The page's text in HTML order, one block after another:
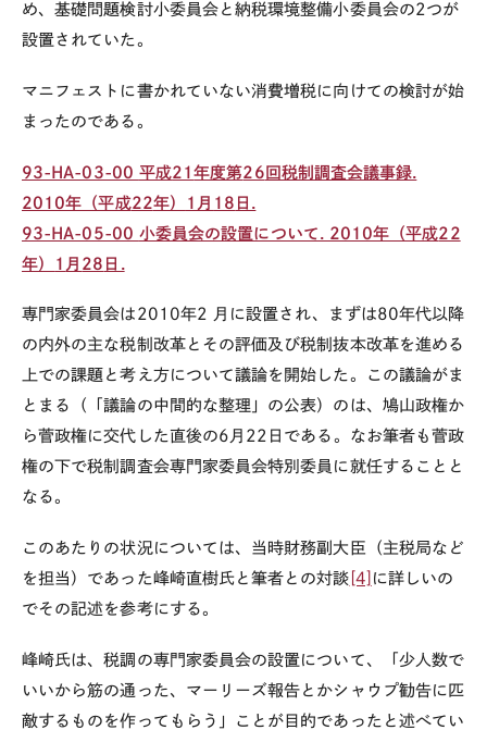
め、基礎問題検討小委員会と納税環境整備小委員会の2 つが
設置されていた。
マニフェストに書かれていない消費増税に向けての検討が始
まったのである。
93-HA-03-00 平成21年度第26回税制調査会議事録.
2010年（平成22年） 1 月 18 日.
93-HA-05-00 小委員会の設置について. 2010年（平成22
年）
1 月 28 日.
専門家委員会は 2010年2 月に設置され、まずは80年代以降
の内外の主な税制改革とその評価及び税制抜本改革を進める
上での課題と考え方について議論を開始した。この議論がま
とまる（「議論の中間的な整理」の公表）のは、鳩山政権か
ら菅政権に交代した直後の6 月 22 日である。なお筆者も菅政
権の下で税制調査会専門家委員会特別委員に就任することと
なる。
このあたりの状況については、当時財務副大臣（主税局など
を担当）であった峰崎直樹氏と筆者との対談 [4] に詳しいの
でその記述を参考にする。
峰崎氏は、税調の専門家委員会の設置について、「少人数で
いいから筋の通った、マーリーズ報告とかシャウプ勧告に匹
敵するものを作ってもらう」ことが目的であったと述べてい